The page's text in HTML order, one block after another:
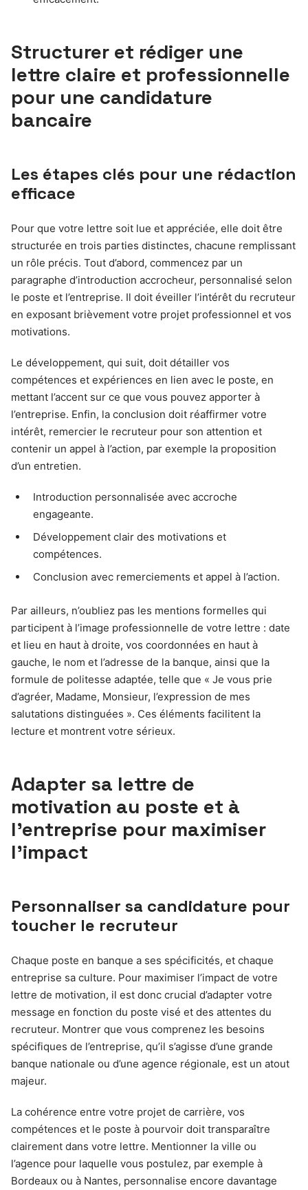
Structurer et rédiger une
lettre claire et professionnelle
pour une candidature
bancaire
Les étapes clés pour une rédaction
efficace
Pour que votre lettre soit lue et appréciée, elle doit être
structurée en trois parties distinctes, chacune remplissant
un rôle précis. Tout d’abord, commencez par un
paragraphe d’introduction accrocheur, personnalisé selon
le poste et l’entreprise. Il doit éveiller l’intérêt du recruteur
en exposant brièvement votre projet professionnel et vos
motivations.
Le développement, qui suit, doit détailler vos
compétences et expériences en lien avec le poste, en
mettant l’accent sur ce que vous pouvez apporter à
l’entreprise. Enfin, la conclusion doit réaffirmer votre
intérêt, remercier le recruteur pour son attention et
contenir un appel à l’action, par exemple la proposition
d’un entretien.
Introduction personnalisée avec accroche
engageante.
Développement clair des motivations et
compétences.
Conclusion avec remerciements et appel à l’action.
Par ailleurs, n’oubliez pas les mentions formelles qui
participent à l’image professionnelle de votre lettre : date
et lieu en haut à droite, vos coordonnées en haut à
gauche, le nom et l’adresse de la banque, ainsi que la
formule de politesse adaptée, telle que « Je vous prie
d’agréer, Madame, Monsieur, l’expression de mes
salutations distinguées ». Ces éléments facilitent la
lecture et montrent votre sérieux.
Adapter sa lettre de
motivation au poste et à
l’entreprise pour maximiser
l’impact
Personnaliser sa candidature pour
toucher le recruteur
Chaque poste en banque a ses spécificités, et chaque
entreprise sa culture. Pour maximiser l’impact de votre
lettre de motivation, il est donc crucial d’adapter votre
message en fonction du poste visé et des attentes du
recruteur. Montrer que vous comprenez les besoins
spécifiques de l’entreprise, qu’il s’agisse d’une grande
banque nationale ou d’une agence régionale, est un atout
majeur.
La cohérence entre votre projet de carrière, vos
compétences et le poste à pourvoir doit transparaître
clairement dans votre lettre. Mentionner la ville ou
l’agence pour laquelle vous postulez, par exemple à
Bordeaux ou à Nantes, personnalise encore davantage